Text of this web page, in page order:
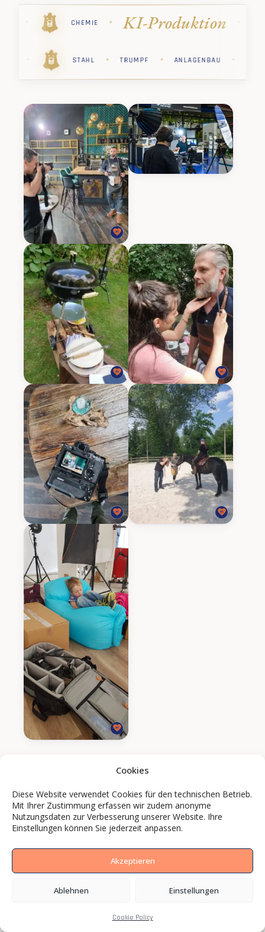
Cookies
Diese Website verwendet Cookies für den technischen Betrieb.
Mit Ihrer Zustimmung erfassen wir zudem anonyme
Nutzungsdaten zur Verbesserung unserer Website. Ihre
Einstellungen können Sie jederzeit anpassen.
Akzeptieren
Ablehnen Einstellungen
Cookie Policy
STIHL PHARMA · KÄRCHER ·
PHARMA · STIHL · CHEMIE · SAP ·